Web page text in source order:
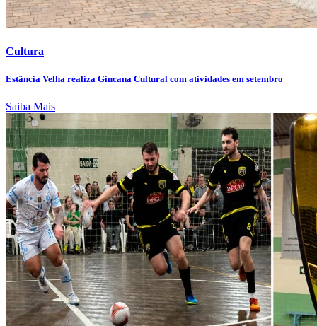
Cultura
Estância Velha realiza Gincana Cultural com atividades em setembro
Saiba Mais